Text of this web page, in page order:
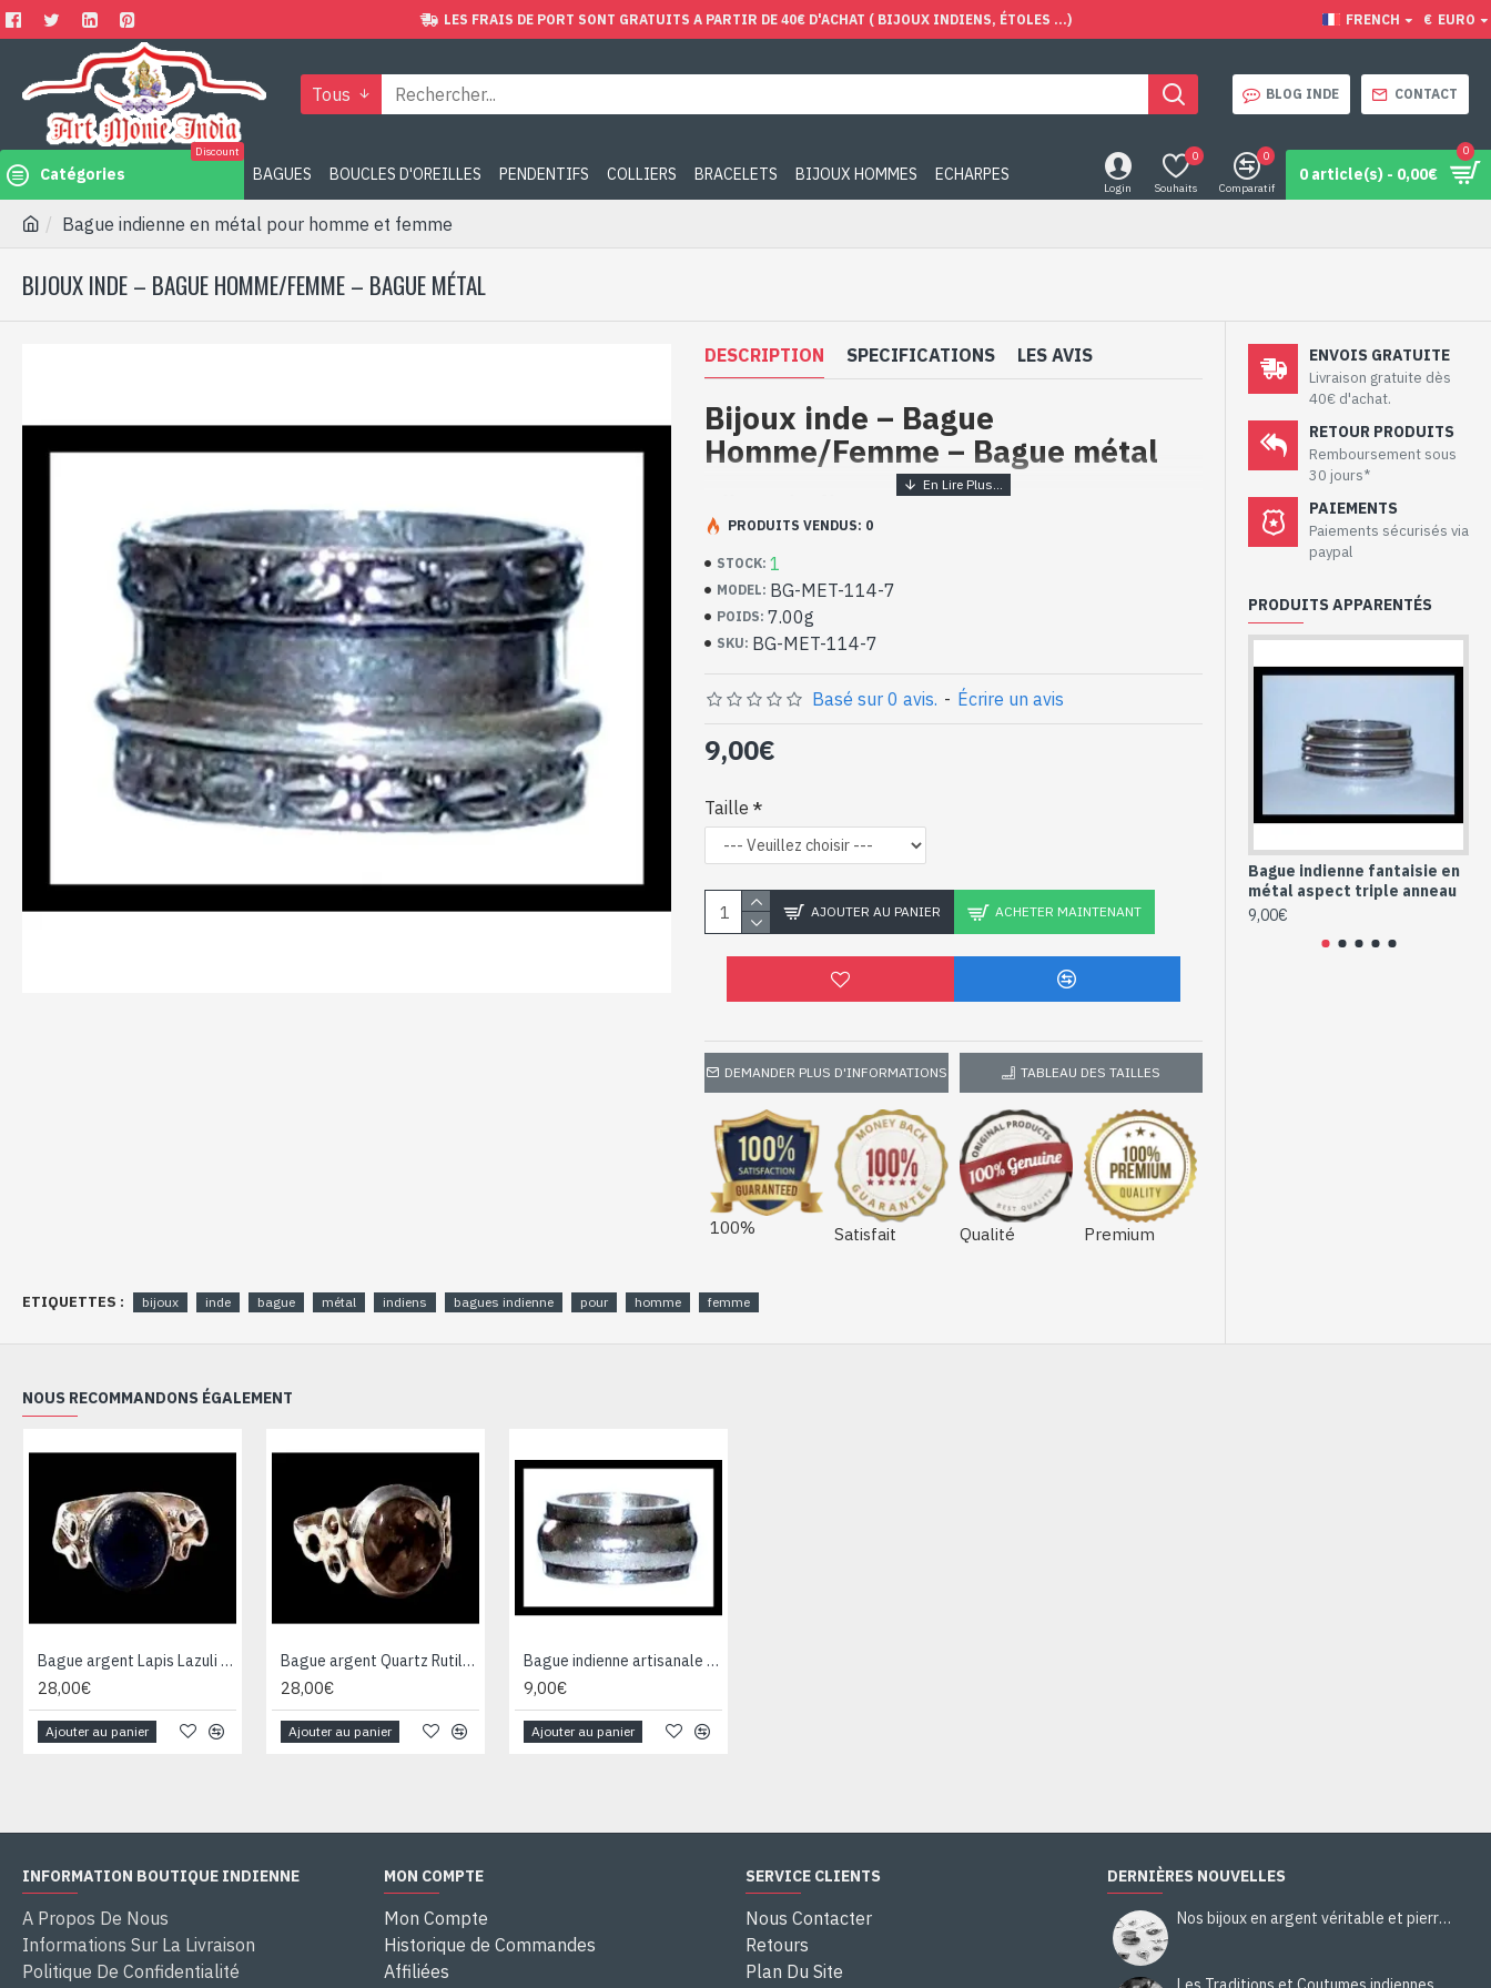
LES FRAIS DE PORT SONT GRATUITS A PARTIR DE 40€ D'ACHAT ( BIJOUX INDIENS, ÉTOLES ...) FRENCH € EURO
Tous BLOG INDE CONTACT
Catégories
Discount
BAGUES BOUCLES D'OREILLES PENDENTIFS COLLIERS BRACELETS BIJOUX HOMMES ECHARPES
Login Souhaits
0
Comparatif
0
0 article(s) - 0,00€
0
Bague indienne en métal pour homme et femme
BIJOUX INDE – BAGUE HOMME/FEMME – BAGUE MÉTAL
DESCRIPTION SPECIFICATIONS LES AVIS
Bijoux inde – Bague
Homme/Femme – Bague métal
Bijoux indiens artisanaux – Bague
métal
- Bague en métal
- Faite à la main au Rajasthan ( INDE )
- Un fin anneau central tournant
- Motifs sur chaque extrémité de la bague effectués à la main
-Livrée avec un petit sac artisanal
Bague indienne en métal (BG-MET-114-7)
STOCK: 1
MODEL: BG-MET-114-7
POIDS: 7.00g
SKU: BG-MET-114-7
PRODUITS VENDUS: 0
Basé sur 0 avis. - Écrire un avis
9,00€
Taille
AJOUTER AU PANIER ACHETER MAINTENANT
DEMANDER PLUS D'INFORMATIONS TABLEAU DES TAILLES
100% Satisfait Qualité Premium
ETIQUETTES : bijoux inde bague métal indiens bagues indienne pour homme femme
ENVOIS GRATUITE
Livraison gratuite dès
40€ d'achat.
RETOUR PRODUITS
Remboursement sous
30 jours*
PAIEMENTS
Paiements sécurisés via
paypal
PRODUITS APPARENTÉS
Bague indienne fantaisie en
métal aspect triple anneau
9,00€
NOUS RECOMMANDONS ÉGALEMENT
Bague argent Lapis Lazuli - Bijoux Inde - Bijoux indiens
28,00€
Ajouter au panier
Bague argent Quartz Rutile - Bague indienne - Bijoux indiens
28,00€
Ajouter au panier
Bague indienne artisanale en métal - Bijoux fantaisie
9,00€
Ajouter au panier
INFORMATION BOUTIQUE INDIENNE
A Propos De Nous
Informations Sur La Livraison
Politique De Confidentialité
MON COMPTE
Mon Compte
Historique de Commandes
Affiliées
SERVICE CLIENTS
Nous Contacter
Retours
Plan Du Site
DERNIÈRES NOUVELLES
Nos bijoux en argent véritable et pierres naturelles